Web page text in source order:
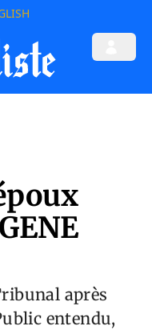
après
entendu,